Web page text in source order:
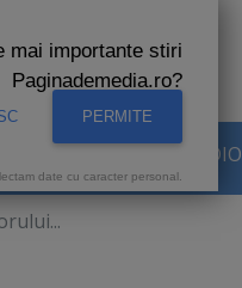
AUDIENTE RADIO
mai importante stiri
Paginademedia.ro?
PERMITE
date cu caracter personal.